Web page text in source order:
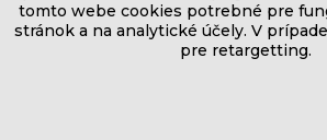
tomto webe cookies potrebné pre
stránok a na analytické účely. V
pre retargetting.